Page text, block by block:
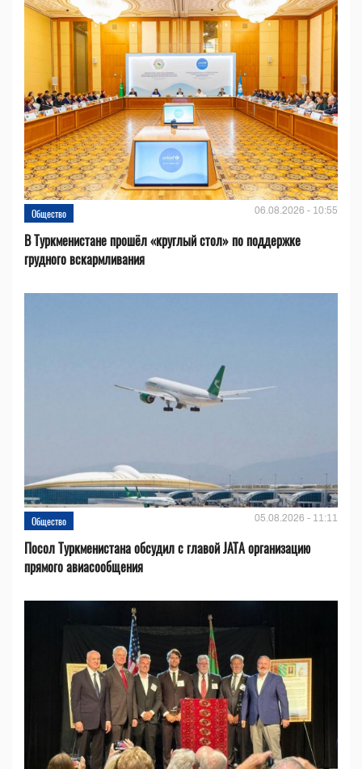
Общество 06.08.2026 - 10:55
В Туркменистане прошёл «круглый стол» по поддержке
грудного вскармливания
Общество 05.08.2026 - 11:11
Посол Туркменистана обсудил с главой JATA организацию
прямого авиасообщения